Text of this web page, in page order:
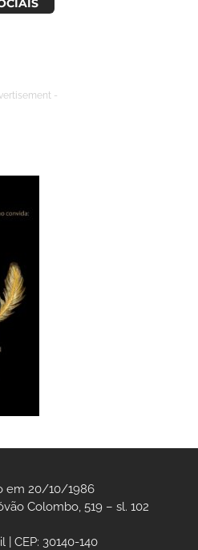
-
em 20/10/1986
Colombo, 519 – sl. 102
CEP: 30140-140